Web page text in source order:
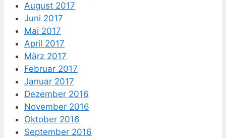
August 2017
Juni 2017
Mai 2017
April 2017
März 2017
Februar 2017
Januar 2017
Dezember 2016
November 2016
Oktober 2016
September 2016